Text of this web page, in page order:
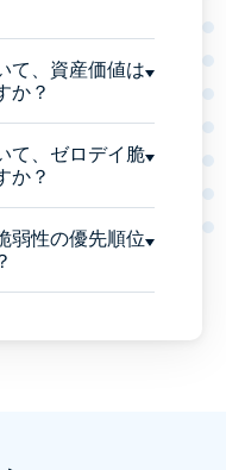
て、資産価値は
か？
て、ゼロデイ脆
か？
弱性の優先順位